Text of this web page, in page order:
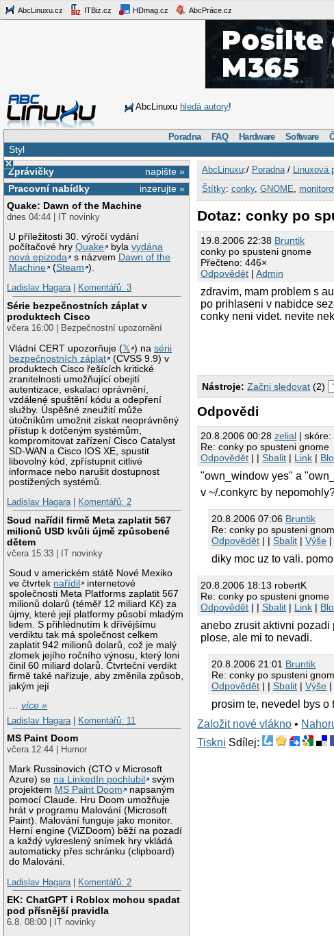
AbcLinuxu.cz ITBiz.cz HDmag.cz AbcPráce.cz
AbcLinuxu hledá autory!
Poradna FAQ Hardware Software
Styl
×
napište »
Zprávičky
inzerujte »
Pracovní nabídky
Quake: Dawn of the Machine
dnes 04:44 | IT novinky
U příležitosti 30. výročí vydání
počítačové hryQuake bylavydána
nová epizoda
s názvem Dawn of the
Machine
(Steam ).
Ladislav Hagara| Komentářů: 3
Série bezpečnostních záplat v
produktech Cisco
včera 16:00 | Bezpečnostní upozornění
Vládní CERT upozorňuje (𝕏 ) nasérii
bezpečnostních záplat
(CVSS 9.9) v
produktech Cisco řešících kritické
zranitelnosti umožňující obejití
autentizace, eskalaci oprávnění,
vzdálené spuštění kódu a odepření
služby. Úspěšné zneužití může
útočníkům umožnit získat neoprávněný
přístup k dotčeným systémům,
kompromitovat zařízení Cisco Catalyst
SD-WAN a Cisco IOS XE, spustit
libovolný kód, zpřístupnit citlivé
informace nebo narušit dostupnost
postižených systémů.
Ladislav Hagara| Komentářů: 2
Soud nařídil firmě Meta zaplatit 567
milionů USD kvůli újmě způsobené
dětem
včera 15:33 | IT novinky
Soud v americkém státě Nové Mexiko
ve čtvrtek nařídil
internetové
společnosti Meta Platforms zaplatit 567
milionů dolarů (téměř 12 miliard Kč) za
újmy, které její platformy působí mladým
lidem. S přihlédnutím k dřívějšímu
verdiktu tak má společnost celkem
zaplatit 942 milionů dolarů, což je malý
zlomek jejího ročního výnosu, který loni
činil 60 miliard dolarů. Čtvrteční verdikt
firmě také nařizuje, aby změnila způsob,
jakým její
…více »
Ladislav Hagara
Komentářů: 11
MS Paint Doom
včera 12:44 | Humor
Mark Russinovich (CTO v Microsoft
Azure) se na LinkedIn pochlubil
svým
projektem MS Paint Doom
napsaným
pomocí Claude. Hru Doom umožňuje
hrát v programu Malování (Microsoft
Paint). Malování funguje jako monitor.
Herní engine (ViZDoom) běží na pozadí
a každý vykreslený snímek hry vkládá
automaticky přes schránku (clipboard)
do Malování.
Ladislav Hagara
Komentářů: 2
EK: ChatGPT i Roblox mohou spadat
pod přísnější pravidla
6.8. 08:00 | IT novinky
AbcLinuxu:/ Poradna/ Linuxová
Štítky: conky, GNOME
Dotaz: conky po
19.8.2006 22:38 Bruntik
conky po spusteni gnome
Přečteno: 446×
Odpovědět |Admin
zdravim, mam problem s
po prihlaseni v nabidce
conky neni videt. nevite
Nástroje: Začni sledovat (2)
Odpovědi
20.8.2006 00:28zelial | skóre:
Re: conky po spusteni gnome
Odpovědět | |Sbalit | Link |
"own_window yes" a
v ~/.conkyrc by
20.8.2006 07:06 Bruntik
Re: conky po spusteni
Odpovědět | |Sbalit |Výše |
diky moc uz to vali.
20.8.2006 18:13 robertK
Re: conky po spusteni gnome
Odpovědět | |Sbalit | Link |
anebo zrusit aktivni
plose, ale mi to nevadi.
20.8.2006 21:01 Bruntik
Re: conky po spusteni
Odpovědět | |Sbalit |Výše |
prosim te, nevedel bys
Založit nové vlákno •
Tiskni Sdílej: